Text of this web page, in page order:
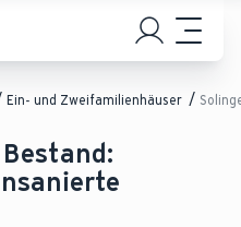
Ein- und Zweifamilienhäuser